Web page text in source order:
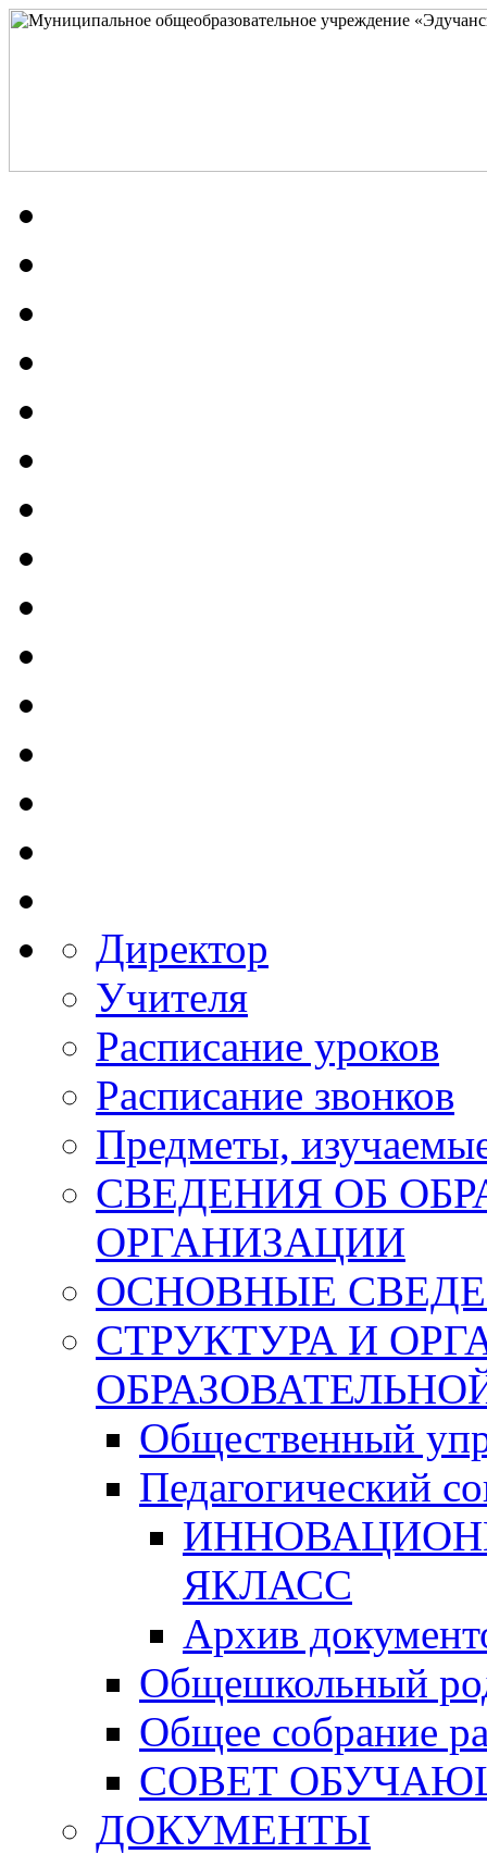
Директор
Учителя
Расписание уроков
Расписание звонков
Предметы,
СВЕДЕНИЯ ОБ
ОРГАНИЗАЦИИ
ОСНОВНЫЕ
СТРУКТУРА И
Общественный
Педагогический
ЯКЛАСС
Архив
Общешкольный
Общее собрание
СОВЕТ
ДОКУМЕНТЫ